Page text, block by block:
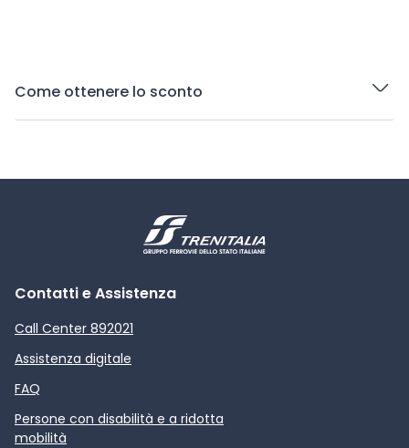
Come ottenere lo sconto
Contatti e Assistenza
Call Center 892021
Assistenza digitale
FAQ
Persone con disabilità e a ridotta
mobilità